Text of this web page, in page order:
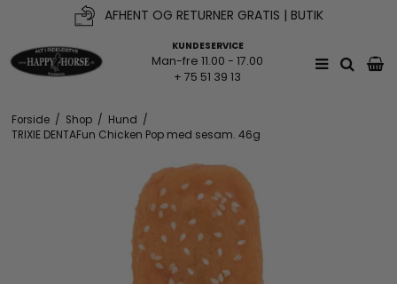
AFHENT OG RETURNER GRATIS | BUTIK
KUNDESERVICE
Man-fre 11.00 - 17.00
+ 75 51 39 13
Forside / Shop / Hund /
TRIXIE DENTAFun Chicken Pop med sesam. 46g